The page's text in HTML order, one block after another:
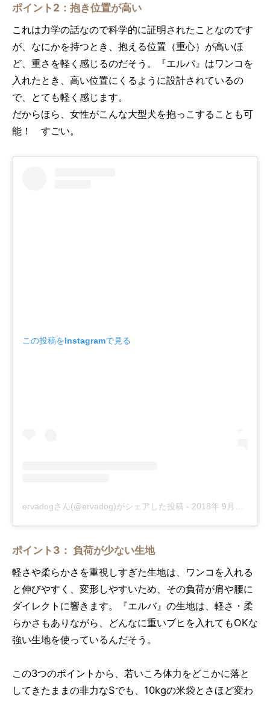
ポイント2：抱き位置が高い
これは力学の話なので科学的に証明されたことなのです
が、なにかを持つとき、抱える位置（重心）が高いほ
ど、重さを軽く感じるのだそう。『エルバ』はワンコを
入れたとき、高い位置にくるように設計されているの
で、とても軽く感じます。
だからほら、女性がこんな大型犬を抱っこすることも可
能！ すごい。
この投稿をInstagramで見る
ervadogさん(@ervadog)がシェアした投稿 - 2018年 9月月25日午前3時49分PDT
ポイント3： 負荷が少ない生地
軽さや柔らかさを重視しすぎた生地は、ワンコを入れる
と伸びやすく、変形しやすいため、その負荷が肩や腰に
ダイレクトに響きます。『エルバ』の生地は、軽さ・柔
らかさもありながら、どんなに重いブヒを入れてもOKな
強い生地を使っているんだそう。
この3つのポイントから、若いころ体力をどこかに落と
してきたままの非力なSでも、10kgの米袋とさほど変わ